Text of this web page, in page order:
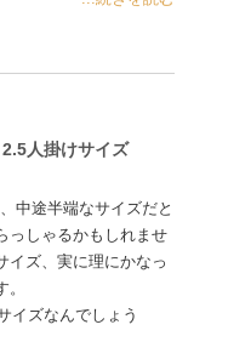
人掛けサイズ
中途半端なサイズだと
っしゃるかもしれませ
イズ、実に理にかなっ
イズなんでしょう